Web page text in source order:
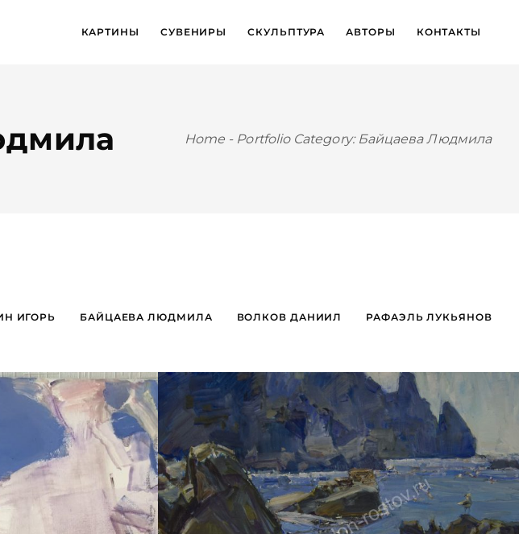
КАРТИНЫ СУВЕНИРЫ СКУЛЬПТУРА АВТОРЫ КОНТАКТЫ
Home - Portfolio Category: Байцаева Людмила
ИГОРЬ БАЙЦАЕВА ЛЮДМИЛА ВОЛКОВ ДАНИИЛ РАФАЭЛЬ ЛУКЬЯНОВ